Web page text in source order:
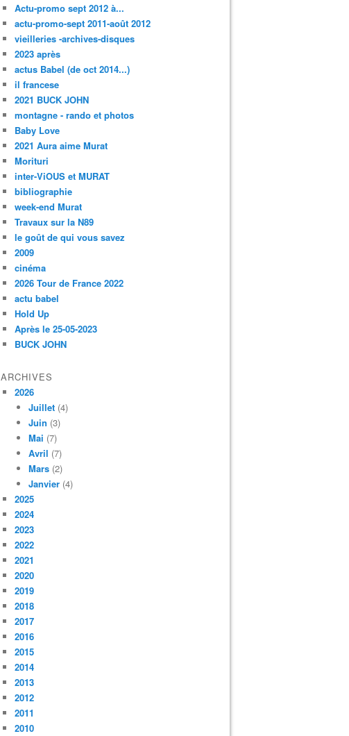
Actu-promo sept 2012 à...
actu-promo-sept 2011-août 2012
vieilleries -archives-disques
2023 après
actus Babel (de oct 2014...)
il francese
2021 BUCK JOHN
montagne - rando et photos
Baby Love
2021 Aura aime Murat
Morituri
inter-ViOUS et MURAT
bibliographie
week-end Murat
Travaux sur la N89
le goût de qui vous savez
2009
cinéma
2026 Tour de France 2022
actu babel
Hold Up
Après le 25-05-2023
BUCK JOHN
ARCHIVES
2026
Juillet (4)
Juin (3)
Mai (7)
Avril (7)
Mars (2)
Janvier (4)
2025
2024
2023
2022
2021
2020
2019
2018
2017
2016
2015
2014
2013
2012
2011
2010